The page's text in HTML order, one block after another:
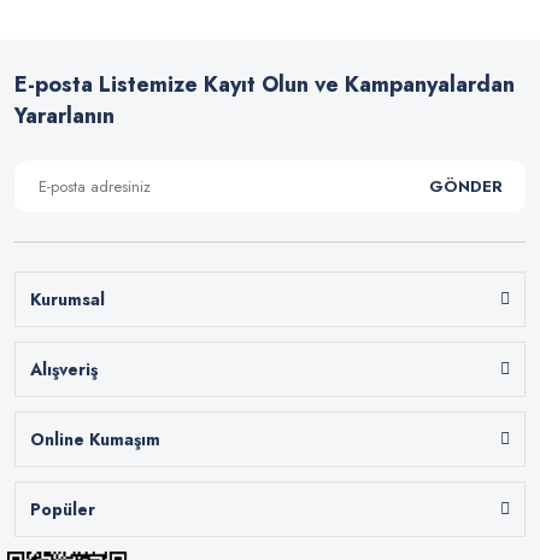
E-posta Listemize Kayıt Olun ve Kampanyalardan
Yararlanın
GÖNDER
Kurumsal
Alışveriş
Online Kumaşım
Popüler